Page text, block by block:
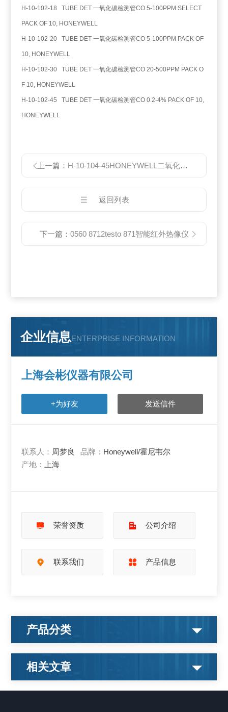
H-10-102-18 TUBE DET 一氧化碳检测管CO 5-100PPM SELECT
PACK OF 10, HONEYWELL
H-10-102-20 TUBE DET 一氧化碳检测管CO 5-100PPM PACK OF
10, HONEYWELL
H-10-102-30 TUBE DET 一氧化碳检测管CO 20-500PPM PACK O
F 10, HONEYWELL
H-10-102-45 TUBE DET 一氧化碳检测管CO 0.2-4% PACK OF 10,
HONEYWELL
上一篇： H-10-104-45HONEYWELL二氧化碳气体检测管Gas Detection Tubes
返回列表
下一篇： 0560 8712testo 871智能红外热像仪
企业信息ENTERPRISE INFORMATION
上海会彬仪器有限公司
+为好友 发送信件
联系人： 周梦良 品牌： Honeywell/霍尼韦尔
产地：
上海
荣誉资质 公司介绍
联系我们 产品信息
产品分类
相关文章